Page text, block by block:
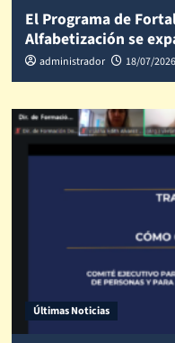
El Programa de
Alfabetización se
administrador 18/07/2026
Últimas Noticias